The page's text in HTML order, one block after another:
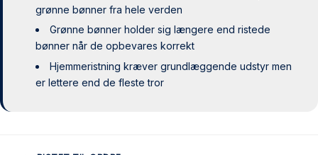
grønne bønner fra hele verden
Grønne bønner holder sig længere end ristede
bønner når de opbevares korrekt
Hjemmeristning kræver grundlæggende udstyr men
er lettere end de fleste tror